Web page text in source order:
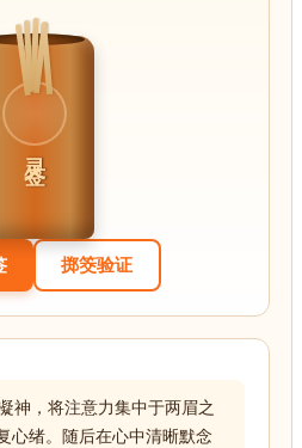
灵签
掷筊验证
神，将注意力集中于两眉之
心绪。随后在心中清晰默念